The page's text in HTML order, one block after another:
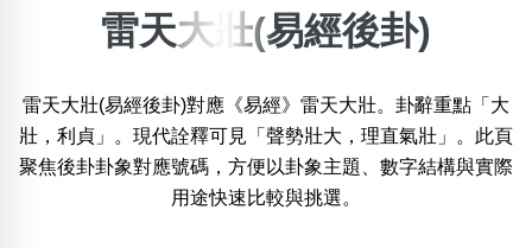
位置:
一 三 四 五 六 七 八
雷天大壯(易經後卦)
雷天大壯(易經後卦)對應《易經》雷天大壯。卦辭重點「大
壯，利貞」。現代詮釋可見「聲勢壯大，理直氣壯」。此頁
聚焦後卦卦象對應號碼，方便以卦象主題、數字結構與實際
用途快速比較與挑選。